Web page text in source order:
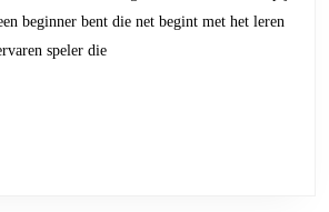
voor
beginner bent die net begint met het leren
speler die